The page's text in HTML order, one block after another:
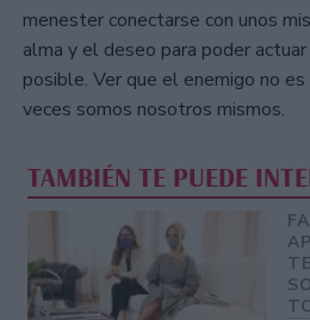
menester conectarse con unos
alma y el deseo para poder
posible. Ver que el enemigo no
veces somos nosotros mismos.
TAMBIÉN TE PUEDE